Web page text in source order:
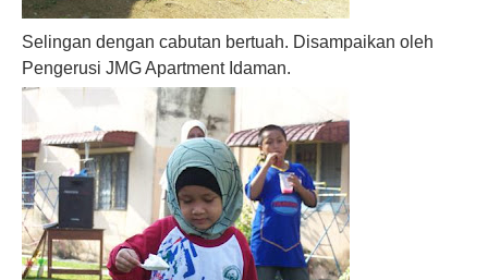
Selingan dengan cabutan bertuah. Disampaikan oleh
Pengerusi JMG Apartment Idaman.